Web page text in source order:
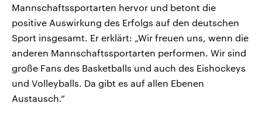
Mannschaftssportarten hervor und betont die
positive Auswirkung des Erfolgs auf den deutschen
Sport insgesamt. Er erklärt: „Wir freuen uns, wenn die
anderen Mannschaftssportarten performen. Wir sind
große Fans des Basketballs und auch des Eishockeys
und Volleyballs. Da gibt es auf allen Ebenen
Austausch.“